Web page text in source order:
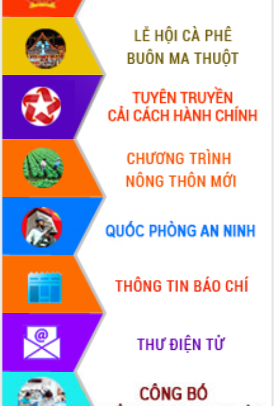
VIDEO
Không có file video nào để phát.
ALBUM ẢNH
LIÊN KẾT WEB